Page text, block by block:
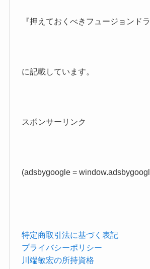
『押えておくべきフュージョンドラ
に記載しています。
スポンサーリンク
(adsbygoogle =
特定商取引法に基づく表記
プライバシーポリシー
川端敏宏の所持資格